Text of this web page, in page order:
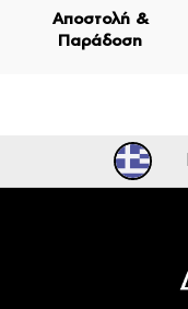
Αποστολή &
Παράδοση